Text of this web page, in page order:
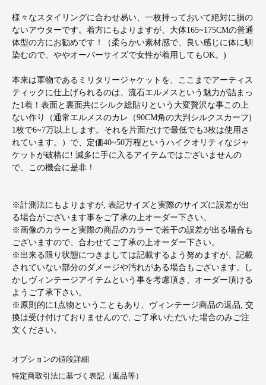
様々なスタイリングに合わせ易い、一枚持っておいて絶対に損の
ないアウターです。着方にもよりますが、大体165~175CMの普通
体型の方にお勧めです！（柔らかい素材感で、良い感じに体に馴
染むので、ややオーバーサイズで女性が着用してもOK。)
本来は軍物であるミリタリージャケットを、ここまでアーティス
ティックに仕上げられるのは、流石エルメスという魅力が詰まっ
た1着！表面と裏面共にシルク総貼りという大変贅沢な事この上
ない作り（通常エルメスのカレ（90CM角の大判シルクスカーフ)
1枚で6~7万以上します。それを片面だけで最低でも3枚は使用さ
れています。）で、定価40~50万程というハイクオリティなジャ
ケットが破格に! 滅多に手に入るアイテムではございませんの
で、この機会に是非！
※計測法にもよりますが, 表記サイズと実際のサイズに誤差が出
る場合がございます事をご了承の上オーダー下さい。
※画像のカラーと実際の商品のカラーで若干の誤差が出る場合も
ございますので、合わせてご了承の上オーダー下さい。
※出来る限り状態につきましては記載するよう努めますが、記載
されていない部分のダメージや汚れがある場合もございます。し
かしヴィンテージアイテムという事を考慮頂き、オーダー頂ける
ようご了承下さい。
※原則的に1点物ということもあり、ヴィンテージ商品の返品, 交
換は受け付けておりませんので, ご了承いただいた場合のみご注
文ください。
オプションの値段詳細
特定商取引法に基づく表記（返品等）